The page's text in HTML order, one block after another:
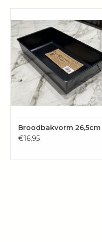
duurzaam, stevig en robuust
blauwstaal, wat vaak door
professionele bakker wordt
gebruikt.
TOEVOEGEN AAN
WINKELWAGEN
Broodbakvorm 26,5cm
€16,95